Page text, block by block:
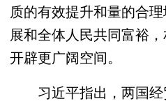
质的有效提升和量的合
展和全体人民共同富裕
开辟更广阔空间。
习近平指出，两国经